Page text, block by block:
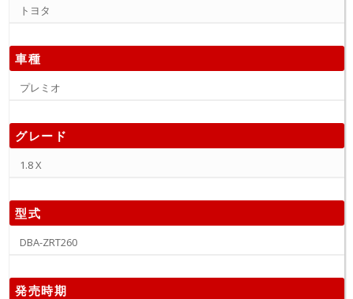
トヨタ
車種
プレミオ
グレード
1.8 X
型式
DBA-ZRT260
発売時期